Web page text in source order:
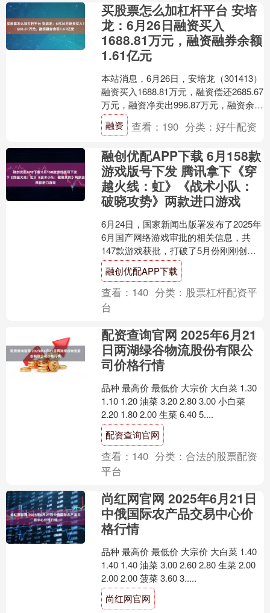
买股票怎么加杠杆平台 安培
龙：6月26日融资买入
1688.81万元，融资融券余额
1.61亿元
本站消息，6月26日，安培龙（301413）
融资买入1688.81万元，融资偿还2685.67
万元，融资净卖出996.87万元，融资余额
1.61亿元，近20个交....
融资 查看： 190 分类：好牛配资
融创优配APP下载 6月158款
游戏版号下发 腾讯拿下《穿
越火线：虹》《战术小队：
破晓攻势》两款进口游戏
6月24日，国家新闻出版署发布了2025年
6月国产网络游戏审批的相关信息，共
147款游戏获批，打破了5月份刚刚创下
的单月130款游戏获批的纪录。 《每日经
济新闻....
融创优配APP下载
查看： 140 分类： 股票杠杆配资平
台
配资查询官网 2025年6月21
日两湖绿谷物流股份有限公
司价格行情
品种 最高价 最低价 大宗价 大白菜 1.30
1.10 1.20 油菜 3.20 2.80 3.00 小白菜
2.20 1.80 2.00 生菜 6.40 5....
配资查询官网
查看： 140 分类：合法的股票配资
平台
尚红网官网 2025年6月21日
中俄国际农产品交易中心价
格行情
品种 最高价 最低价 大宗价 大白菜 1.40
1.40 1.40 油菜 3.00 2.60 2.80 生菜 2.00
2.00 2.00 菠菜 3.60 3.....
尚红网官网